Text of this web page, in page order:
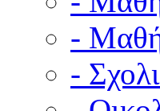
-
-